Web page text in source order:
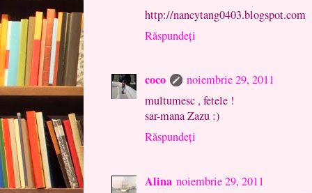
http://nancytang0403.blogspot.com
Răspundeți
coco
noiembrie 29, 2011
multumesc , fetele !
sar-mana Zazu :)
Răspundeți
Alina noiembrie 29, 2011